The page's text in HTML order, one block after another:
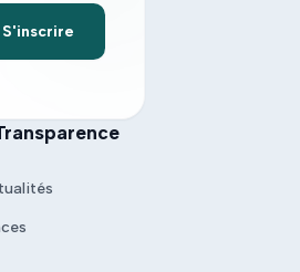
S'inscrire